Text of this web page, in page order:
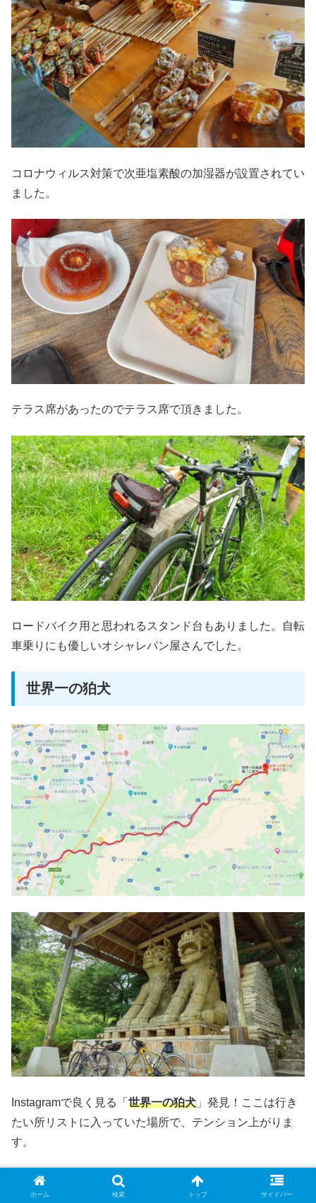
コロナウィルス対策で次亜塩素酸の加湿器が設置されてい
ました。
テラス席があったのでテラス席で頂きました。
ロードバイク用と思われるスタンド台もありました。自転
車乗りにも優しいオシャレパン屋さんでした。
世界一の狛犬
Instagramで良く見る「 世界一の狛犬 」発見！ここは行き
たい所リストに入っていた場所で、テンション上がりま
す。
世界一の茶つぼ「豊穣の壺」
ホーム 検索 トップ サイドバー